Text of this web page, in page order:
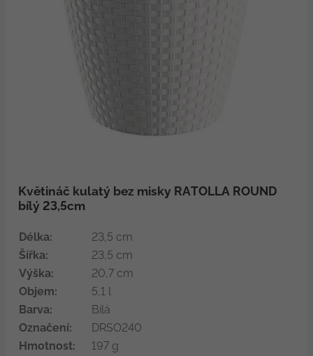
Květináč kulatý bez misky RATOLLA ROUND
bílý 23,5cm
Délka:
23,5 cm
Šířka:
23,5 cm
Výška:
20,7 cm
Objem:
5,1 l
Barva:
Bílá
Označení:
DRSO240
Hmotnost:
197 g